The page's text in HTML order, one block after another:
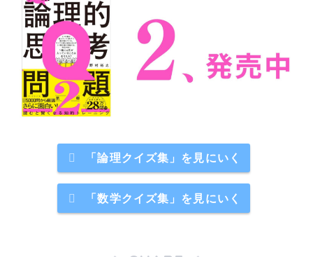
「論理クイズ集」を見にいく
「数学クイズ集」を見にいく